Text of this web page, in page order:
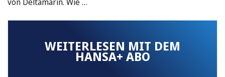
WEITERLESEN MIT DEM
HANSA+ ABO